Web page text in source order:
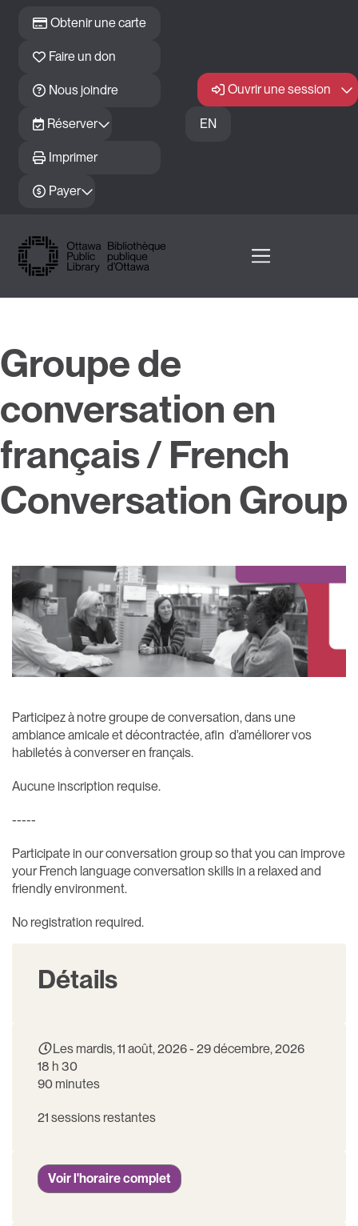
Obtenir une carte
Faire un don
Nous joindre
Réserver
Imprimer
Payer
Ouvrir une session
EN
Groupe de
conversation en
français / French
Conversation Group
Participez à notre groupe de conversation, dans une
ambiance amicale et décontractée, afin d'améliorer vos
habiletés à converser en français.
Aucune inscription requise.
-----
Participate in our conversation group so that you can improve
your French language conversation skills in a relaxed and
friendly environment.
No registration required.
Détails
Les mardis, 11 août, 2026 - 29 décembre, 2026
18 h 30
90 minutes
21 sessions restantes
Voir l'horaire complet